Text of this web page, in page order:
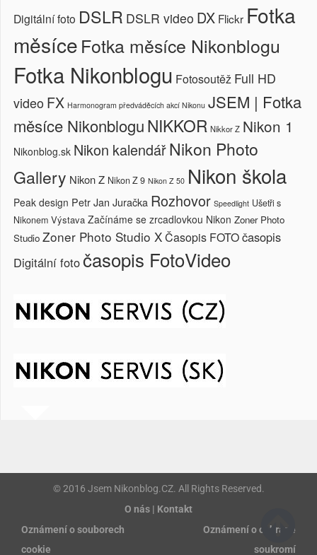
Digitální foto DSLR DSLR video DX Flickr Fotka
měsíceFotka měsíce Nikonblogu
Fotka Nikonblogu Fotosoutěž Full HD
video FX Harmonogram předváděcích akcí Nikonu JSEM | Fotka
měsíce NikonbloguNIKKOR Nikkor Z Nikon 1
Nikonblog.sk Nikon kalendářNikon Photo
Gallery Nikon Z Nikon Z 9 Nikon Z 50 Nikon škola
Peak design Petr Jan Juračka Rozhovor Speedlight Ušetři s
Nikonem Výstava Začínáme se zrcadlovkou Nikon Zoner Photo
Studio Zoner Photo Studio XČasopis FOTOčasopis
Digitální fotočasopis FotoVideo
© 2016 Jsem Nikonblog.CZ. All Rights Reserved.
O nás | Kontakt
Oznámení o souborech
cookie
Oznámení o ochraně
soukromí